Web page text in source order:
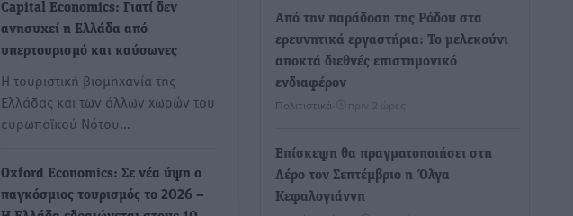
Capital Economics: Γιατί δεν
ανησυχεί η Ελλάδα από
υπερτουρισμό και καύσωνες
Η τουριστική βιομηχανία της
Ελλάδας και των άλλων χωρών του
ευρωπαϊκού Νότου…
Oxford Economics: Σε νέα ύψη ο
παγκόσμιος τουρισμός το 2026 –
Από την παράδοση της Ρόδου στα
ερευνητικά εργαστήρια: Το μελεκούνι
αποκτά διεθνές επιστημονικό
ενδιαφέρον
Πολιτιστικά πριν 2 ώρες
Επίσκεψη θα πραγματοποιήσει στη
Λέρο τον Σεπτέμβριο η Όλγα
Κεφαλογιάννη